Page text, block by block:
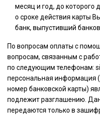
месяц и год, до которого
о сроке действия карты
банк, выпустивший
По вопросам оплаты с
вопросам, связанным с
по следующим телефонам:
персональная информация
номер банковской карты)
подлежит разглашению.
передаются только в